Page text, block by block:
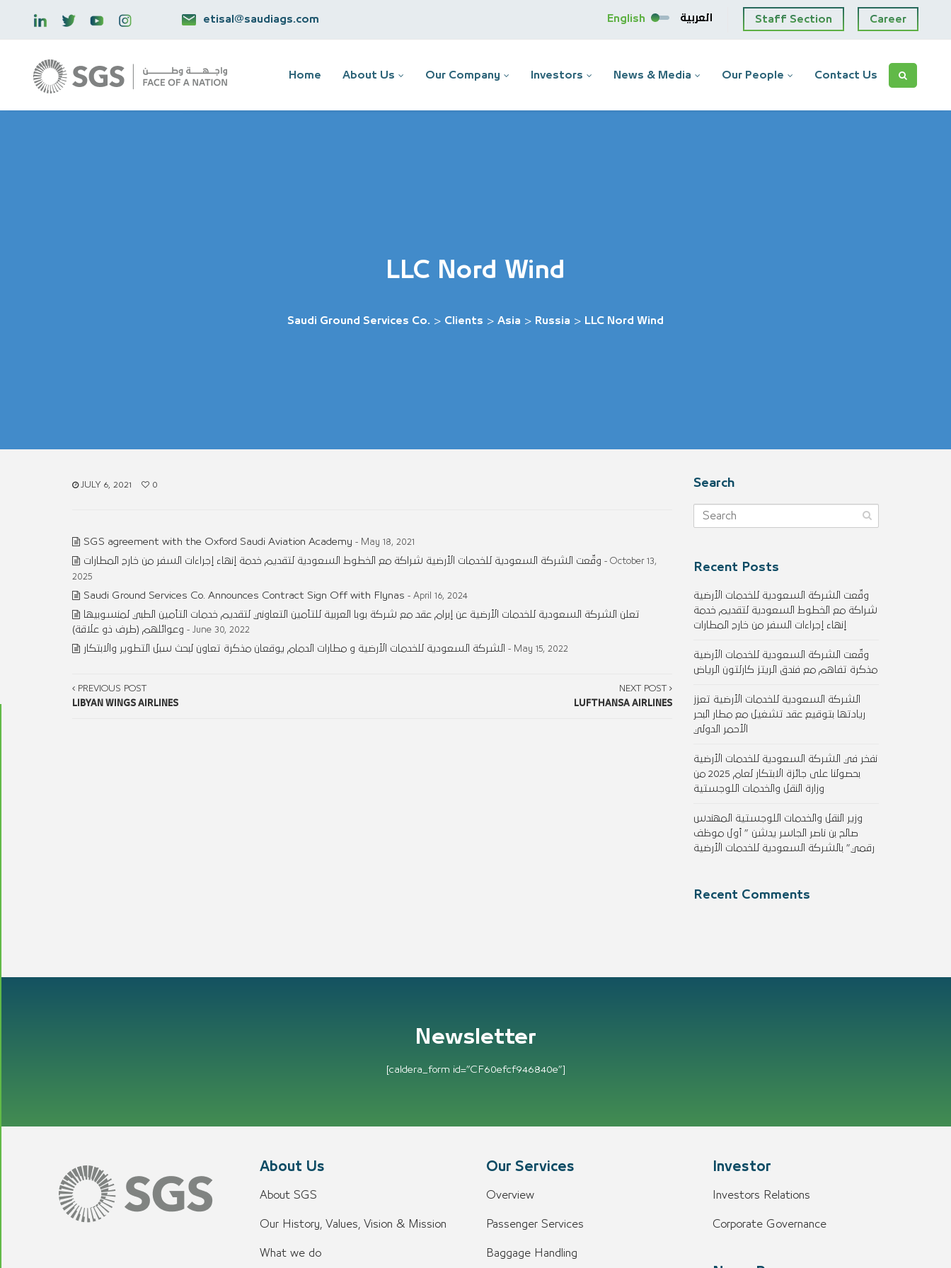
etisal@saudiags.com English العربية Staff Section Career
Home About Us Our Company Investors News & Media Our People Contact Us
LLC Nord Wind
Saudi Ground Services Co. > Clients > Asia > Russia > LLC Nord Wind
JULY 6, 2021 0
SGS agreement with the Oxford Saudi Aviation Academy - May 18, 2021
وقّعت الشركة السعودية للخدمات الأرضية شراكة مع الخطوط السعودية لتقديم خدمة إنهاء إجراءات السفر من خارج المطارات - October 13,
2025
Saudi Ground Services Co. Announces Contract Sign Off with Flynas - April 16, 2024
تعلن الشركة السعودية للخدمات الأرضية عن إبرام عقد مع شركة بوبا العربية للتأمين التعاوني لتقديم خدمات التأمين الطبي لمنسوبيها
وعوائلهم (طرف ذو علاقة) - June 30, 2022
الشركة السعودية للخدمات الأرضية و مطارات الدمام يوقعان مذكرة تعاون لبحث سبل التطوير والابتكار - May 15, 2022
PREVIOUS POST
LIBYAN WINGS AIRLINES
NEXT POST
LUFTHANSA AIRLINES
Search
Recent Posts
وقّعت الشركة السعودية للخدمات الأرضية
شراكة مع الخطوط السعودية لتقديم خدمة
إنهاء إجراءات السفر من خارج المطارات
وقّعت الشركة السعودية للخدمات الأرضية
مذكرة تفاهم مع فندق الريتز كارلتون الرياض
الشركة السعودية للخدمات الأرضية تعزز
ريادتها بتوقيع عقد تشغيل مع مطار البحر
الأحمر الدولي
نفخر في الشركة السعودية للخدمات الأرضية
بحصولنا على جائزة الابتكار لعام 2025 من
وزارة النقل والخدمات اللوجستية
وزير النقل والخدمات اللوجستية المهندس
صالح بن ناصر الجاسر يدشن ” أول موظف
رقمي” بالشركة السعودية للخدمات الأرضية
Recent Comments
Newsletter
[caldera_form id=”CF60efcf946840e”]
About Us
About SGS
Our History, Values, Vision & Mission
What we do
Our Services
Overview
Passenger Services
Baggage Handling
Investor
Investors Relations
Corporate Governance